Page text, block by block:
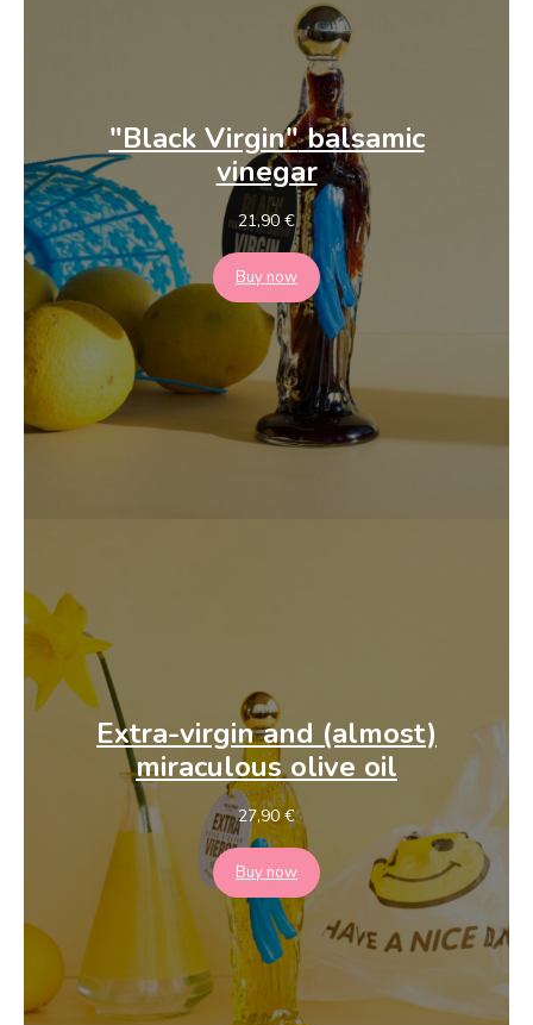
"Black Virgin"balsamic
vinegar
21,90€
Buy now
Extra-virginand (almost)
miraculousolive oil
27,90 €
Buy now